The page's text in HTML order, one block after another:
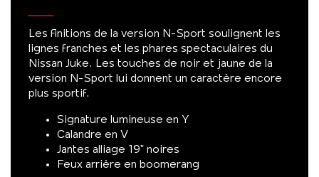
Les finitions de la version N-Sport soulignent les
lignes franches et les phares spectaculaires du
Nissan Juke. Les touches de noir et jaune de la
version N-Sport lui donnent un caractère encore
plus sportif.
Signature lumineuse en Y
Calandre en V
Jantes alliage 19" noires
Feux arrière en boomerang